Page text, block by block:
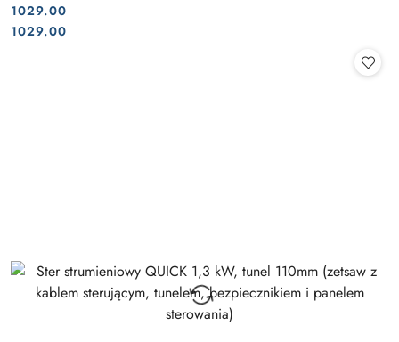
Cena:
1029.00
Cena:
1029.00